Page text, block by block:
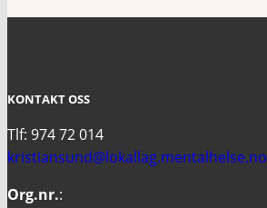
KONTAKT OSS
Tlf: 974 72 014
kristiansund@lokallag.mentalhelse.no
Org.nr.: